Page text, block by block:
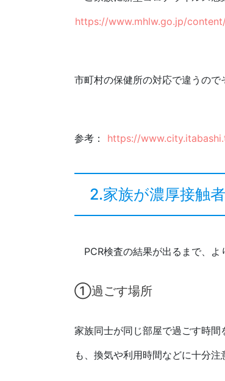
https://www.mhlw.go.jp/
市町村の保健所の対応で違うの
参考： https://
2.家族が濃厚接触
PCR検査の結果が出るまで、よ
①過ごす場所
家族同士が同じ部屋で過ごす時
も、換気や利用時間などに十分注